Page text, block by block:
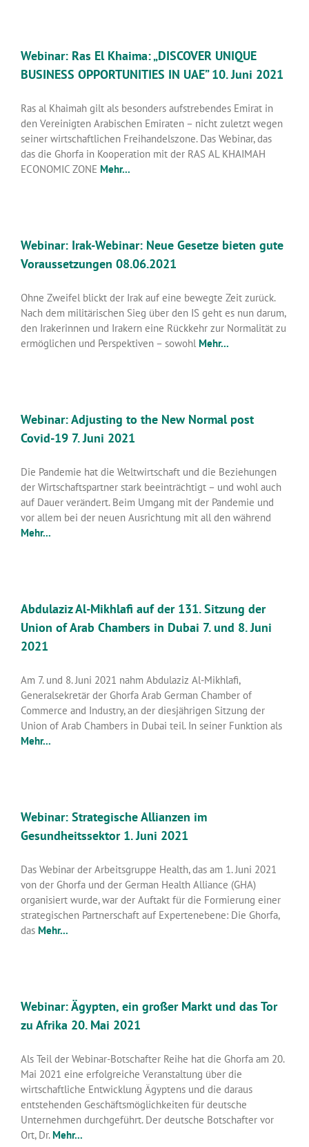
Webinar: Ras El Khaima: „DISCOVER UNIQUE
BUSINESS OPPORTUNITIES IN UAE” 10. Juni 2021
Ras al Khaimah gilt als besonders aufstrebendes Emirat in
den Vereinigten Arabischen Emiraten – nicht zuletzt wegen
seiner wirtschaftlichen Freihandelszone. Das Webinar, das
das die Ghorfa in Kooperation mit der RAS AL KHAIMAH
ECONOMIC ZONE Mehr...
Webinar: Irak-Webinar: Neue Gesetze bieten gute
Voraussetzungen 08.06.2021
Ohne Zweifel blickt der Irak auf eine bewegte Zeit zurück.
Nach dem militärischen Sieg über den IS geht es nun darum,
den Irakerinnen und Irakern eine Rückkehr zur Normalität zu
ermöglichen und Perspektiven – sowohl Mehr...
Webinar: Adjusting to the New Normal post
Covid-19 7. Juni 2021
Die Pandemie hat die Weltwirtschaft und die Beziehungen
der Wirtschaftspartner stark beeinträchtigt – und wohl auch
auf Dauer verändert. Beim Umgang mit der Pandemie und
vor allem bei der neuen Ausrichtung mit all den während
Mehr...
Abdulaziz Al-Mikhlafi auf der 131. Sitzung der
Union of Arab Chambers in Dubai 7. und 8. Juni
2021
Am 7. und 8. Juni 2021 nahm Abdulaziz Al-Mikhlafi,
Generalsekretär der Ghorfa Arab German Chamber of
Commerce and Industry, an der diesjährigen Sitzung der
Union of Arab Chambers in Dubai teil. In seiner Funktion als
Mehr...
Webinar: Strategische Allianzen im
Gesundheitssektor 1. Juni 2021
Das Webinar der Arbeitsgruppe Health, das am 1. Juni 2021
von der Ghorfa und der German Health Alliance (GHA)
organisiert wurde, war der Auftakt für die Formierung einer
strategischen Partnerschaft auf Expertenebene: Die Ghorfa,
das Mehr...
Webinar: Ägypten, ein großer Markt und das Tor
zu Afrika 20. Mai 2021
Als Teil der Webinar-Botschafter Reihe hat die Ghorfa am 20.
Mai 2021 eine erfolgreiche Veranstaltung über die
wirtschaftliche Entwicklung Ägyptens und die daraus
entstehenden Geschäftsmöglichkeiten für deutsche
Unternehmen durchgeführt. Der deutsche Botschafter vor
Ort, Dr.Mehr...